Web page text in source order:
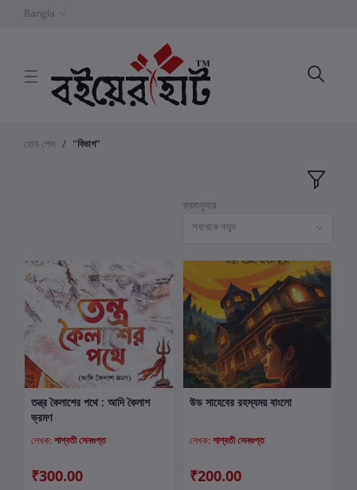
Bangla
হোম পেজ "বিভাগ"
ক্রমানুসার
সবথেকে নতুন
কার্টে যোগ করুন
তন্ত্র কৈলাশের পথে : আদি কৈলাশ
ভ্রমণ
লেখক: শাশ্বতী সেনগুপ্ত
₹300.00
কার্টে যোগ করুন
উড সাহেবের রহস্যময় বাংলো
লেখক: শাশ্বতী সেনগুপ্ত
₹200.00